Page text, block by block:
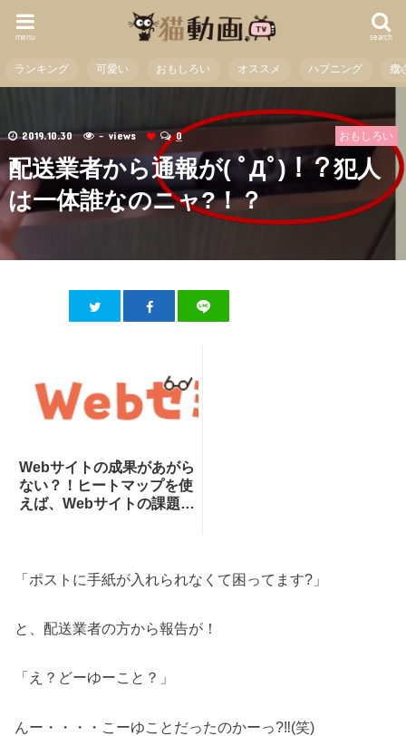
search
menu
ランキング 可愛い おもしろい オススメ ハプニング 癒
おもしろい
2019.10.30 - views 0
配送業者から通報が( ﾟДﾟ)！？犯人
は一体誰なのニャ?！？
Webサイトの成果があがら
ない？！ヒートマップを使
えば、Webサイトの課題が
「ポストに手紙が入れられなくて困ってます?」
と、配送業者の方から報告が！
「え？どーゆーこと？」
んー・・・・こーゆことだったのかーっ?‼(笑)